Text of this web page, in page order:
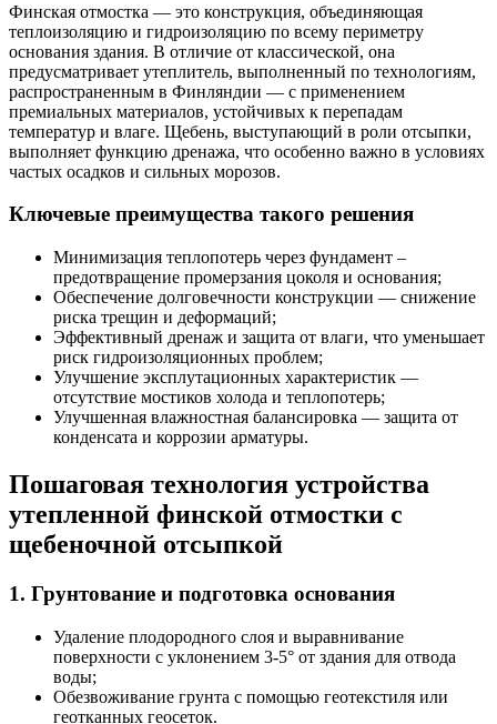
Финская отмостка — это конструкция, объединяющая
теплоизоляцию и гидроизоляцию по всему периметру
основания здания. В отличие от классической, она
предусматривает утеплитель, выполненный по технологиям,
распространенным в Финляндии — с применением
премиальных материалов, устойчивых к перепадам
температур и влаге. Щебень, выступающий в роли отсыпки,
выполняет функцию дренажа, что особенно важно в условиях
частых осадков и сильных морозов.
Ключевые преимущества такого решения
Минимизация теплопотерь через фундамент –
предотвращение промерзания цоколя и основания;
Обеспечение долговечности конструкции — снижение
риска трещин и деформаций;
Эффективный дренаж и защита от влаги, что уменьшает
риск гидроизоляционных проблем;
Улучшение эксплутационных характеристик —
отсутствие мостиков холода и теплопотерь;
Улучшенная влажностная балансировка — защита от
конденсата и коррозии арматуры.
Пошаговая технология устройства
утепленной финской отмостки с
щебеночной отсыпкой
1. Грунтование и подготовка основания
Удаление плодородного слоя и выравнивание
поверхности с уклонением 3-5° от здания для отвода
воды;
Обезвоживание грунта с помощью геотекстиля или
геотканных геосеток.